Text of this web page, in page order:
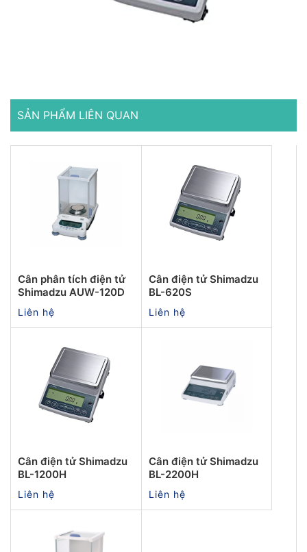
SẢN PHẨM LIÊN QUAN
Cân phân tích điện tử
Shimadzu AUW-120D
Liên hệ
Cân điện tử Shimadzu
BL-620S
Liên hệ
Cân điện tử Shimadzu
BL-1200H
Liên hệ
Cân điện tử Shimadzu
BL-2200H
Liên hệ